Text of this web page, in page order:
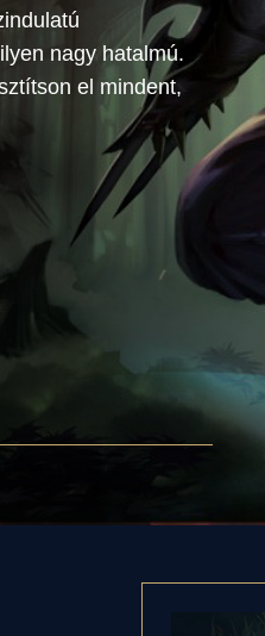
nagy hatalmú.
el mindent,